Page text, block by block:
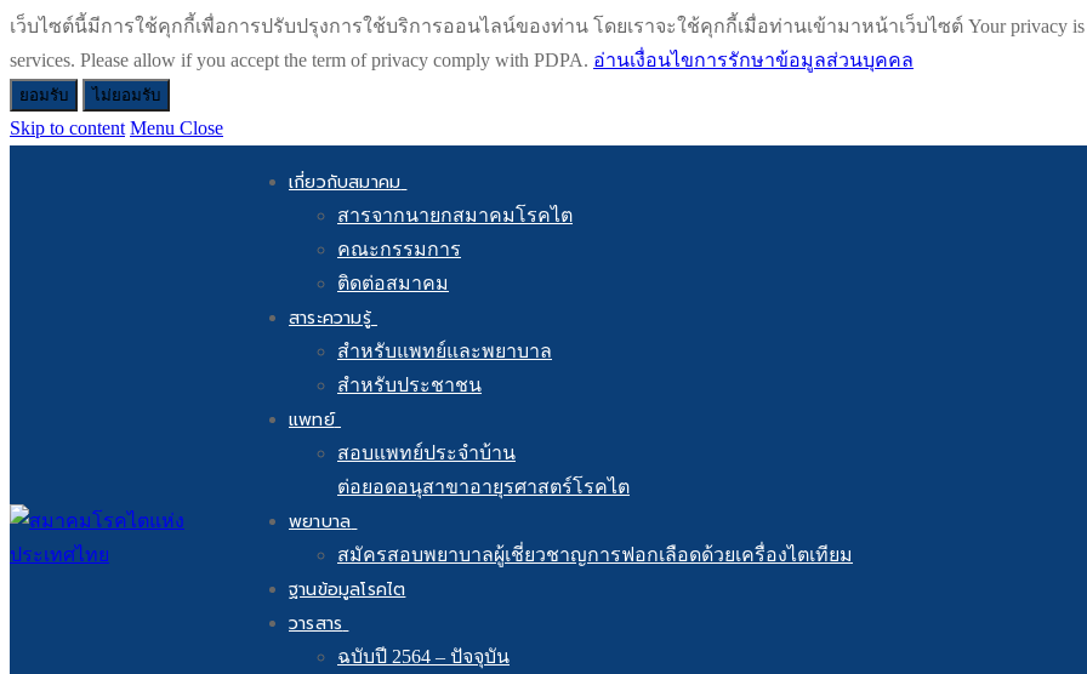
เว็บไซต์นี้มีการใช้คุกกี้เพื่อการปรับปรุงการใช้บริการออนไลน์ของท่าน โดยเราจะใช้คุกกี้เมื่อท่านเข้ามาหน้าเว็บไซต์ Your privacy is
services. Please allow if you accept the term of privacy comply with PDPA. อ่านเงื่อนไขการรักษาข้อมูลส่วนบุคคล
ยอมรับ ไม่ยอมรับ
Skip to content Menu Close
เกี่ยวกับสมาคม
สารจากนายกสมาคมโรคไต
คณะกรรมการ
ติดต่อสมาคม
สาระความรู้
สำหรับแพทย์และพยาบาล
สำหรับประชาชน
แพทย์
สอบแพทย์ประจำบ้าน
ต่อยอดอนุสาขาอายุรศาสตร์โรคไต
พยาบาล
สมัครสอบพยาบาลผู้เชี่ยวชาญการฟอกเลือดด้วยเครื่องไตเทียม
ฐานข้อมูลโรคไต
วารสาร
ฉบับปี 2564 – ปัจจุบัน